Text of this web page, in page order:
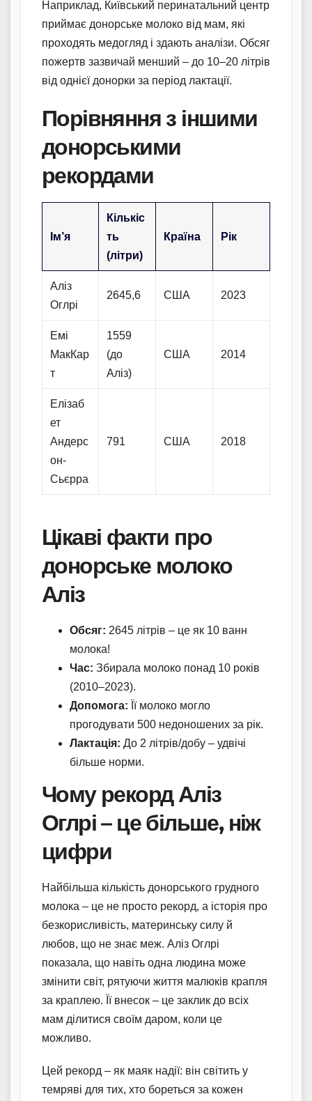
Наприклад, Київський перинатальний центр
приймає донорське молоко від мам, які
проходять медогляд і здають аналізи. Обсяг
пожертв зазвичай менший – до 10–20 літрів
від однієї донорки за період лактації.
Порівняння з іншими
донорськими
рекордами
Ім’я
Кількіс
ть
(літри)
Країна Рік
Аліз
Оглрі
2645,6 США 2023
Емі
МакКар
т
1559
(до
Аліз)
США 2014
Елізаб
ет
Андерс
он-
Сьєрра
791 США 2018
Цікаві факти про
донорське молоко
Аліз
Обсяг: 2645 літрів – це як 10 ванн
молока!
Час: Збирала молоко понад 10 років
(2010–2023).
Допомога: Її молоко могло
прогодувати 500 недоношених за рік.
Лактація: До 2 літрів/добу – удвічі
більше норми.
Чому рекорд Аліз
Оглрі – це більше, ніж
цифри
Найбільша кількість донорського грудного
молока – це не просто рекорд, а історія про
безкорисливість, материнську силу й
любов, що не знає меж. Аліз Оглрі
показала, що навіть одна людина може
змінити світ, рятуючи життя малюків крапля
за краплею. Її внесок – це заклик до всіх
мам ділитися своїм даром, коли це
можливо.
Цей рекорд – як маяк надії: він світить у
темряві для тих, хто бореться за кожен